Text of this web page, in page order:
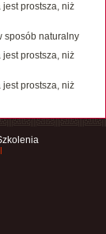
prostsza, niż
sposób naturalny
prostsza, niż
prostsza, niż